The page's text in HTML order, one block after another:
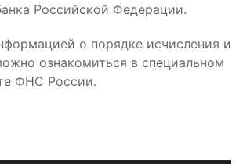
Российской Федерации.
о порядке исчисления и
ознакомиться в специальном
ФНС России.